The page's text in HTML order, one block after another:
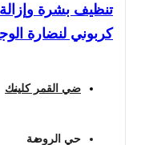
تنظيف بشرة وإزالة
كربوني لنضارة الوجه
ضي القمر كلينك
حي الروضة